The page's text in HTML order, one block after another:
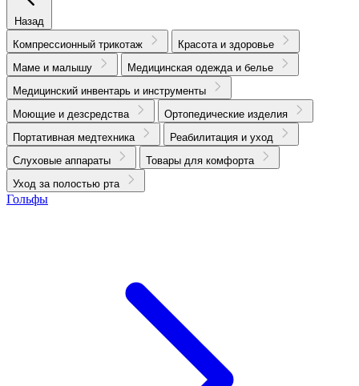
Назад
Компрессионный трикотаж
Красота и здоровье
Маме и малышу
Медицинская одежда и белье
Медицинский инвентарь и инструменты
Моющие и дезсредства
Ортопедические изделия
Портативная медтехника
Реабилитация и уход
Слуховые аппараты
Товары для комфорта
Уход за полостью рта
Гольфы